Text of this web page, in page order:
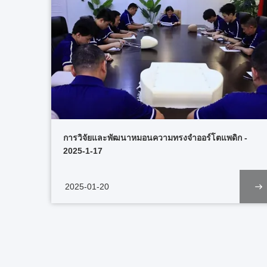
การวิจัยและพัฒนาหมอนความทรงจําออร์โตแพดิก -
2025-1-17
2025-01-20